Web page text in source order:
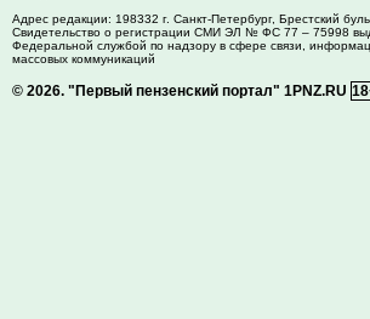
Адрес редакции: 198332 г. Санкт-Петербург, Брестский
Свидетельство о регистрации СМИ ЭЛ № ФС 77 – 75998
Федеральной службой по надзору в сфере связи,
массовых коммуникаций
© 2026. "Первый пензенский портал" 1PNZ.RU